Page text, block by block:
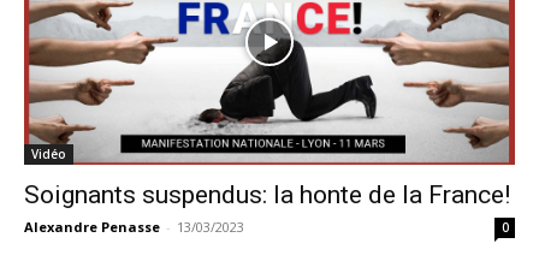
Vidéo
Soignants suspendus: la honte de la France!
Alexandre Penasse - 13/03/2023 0